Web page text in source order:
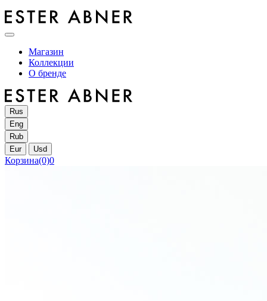
Магазин
Коллекции
О бренде
Rus
Eng
Rub
Eur
Usd
Корзина(0)0